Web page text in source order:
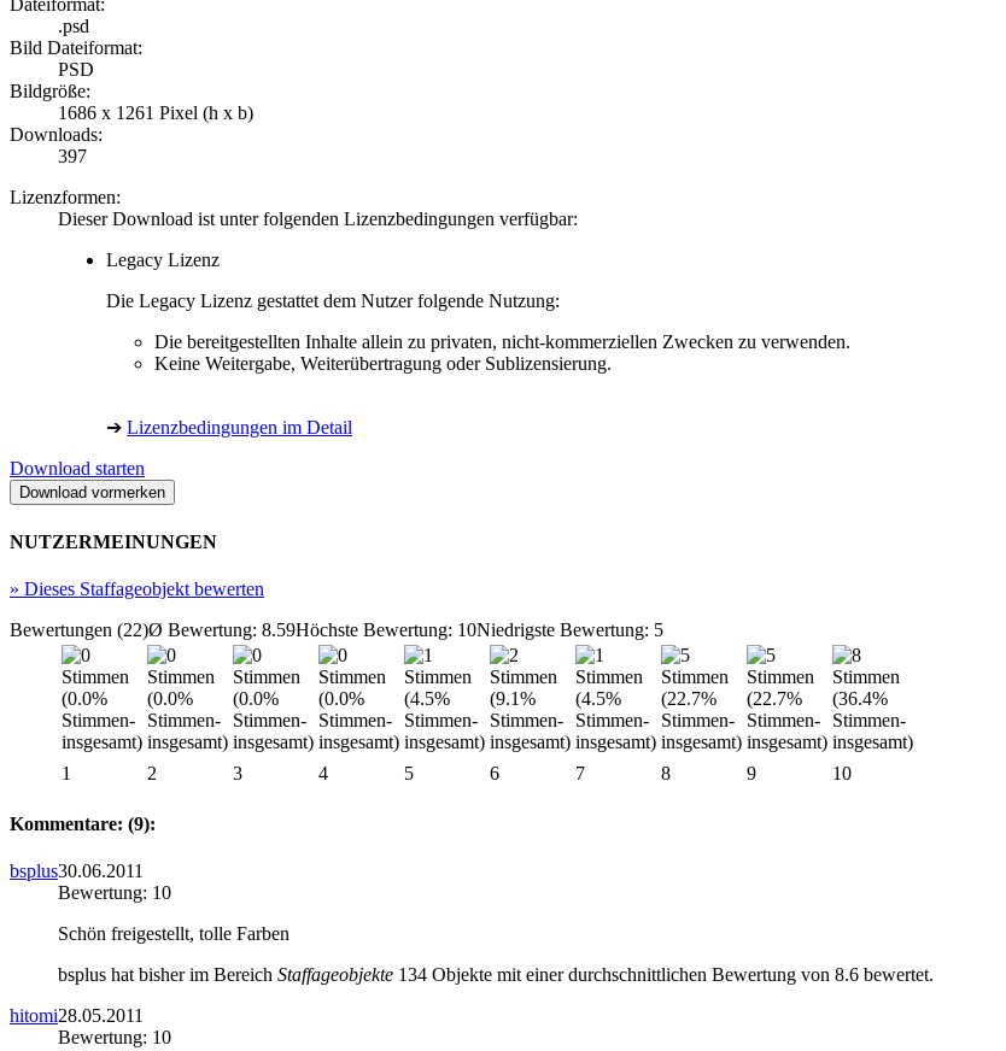
Dateiformat:
.psd
Bild Dateiformat:
PSD
Bildgröße:
1686 x 1261 Pixel (h x b)
Downloads:
397
Lizenzformen:
Dieser Download ist unter folgenden Lizenzbedingungen verfügbar:
Legacy Lizenz
Die Legacy Lizenz gestattet dem Nutzer folgende Nutzung:
Die bereitgestellten Inhalte allein zu privaten, nicht-kommerziellen Zwecken zu verwenden.
Keine Weitergabe, Weiterübertragung oder Sublizensierung.
➔ Lizenzbedingungen im Detail
Download starten
NUTZERMEINUNGEN
» Dieses Staffageobjekt bewerten
Bewertungen (22)Ø Bewertung: 8.59Höchste Bewertung: 10Niedrigste Bewertung: 5
1 2 3 4 5 6 7 8 9 10
Kommentare: (9):
bsplus30.06.2011
Bewertung: 10
Schön freigestellt, tolle Farben
bsplus hat bisher im Bereich Staffageobjekte 134 Objekte mit einer durchschnittlichen Bewertung von 8.6 bewertet.
hitomi28.05.2011
Bewertung: 10